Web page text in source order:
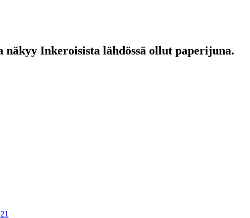
näkyy Inkeroisista lähdössä ollut paperijuna.